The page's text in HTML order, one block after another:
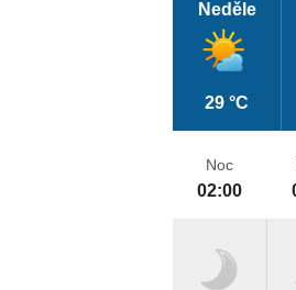
Neděle
29 °C
Noc
02:00